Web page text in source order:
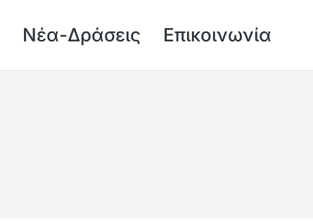
Νέα-Δράσεις Επικοινωνία